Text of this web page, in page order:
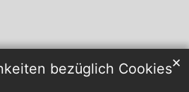
bezüglich Cookies✕